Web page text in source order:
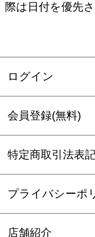
際は日付を優先
ログイン
会員登録(無料)
特定商取引法表
プライバシーポ
店舗紹介